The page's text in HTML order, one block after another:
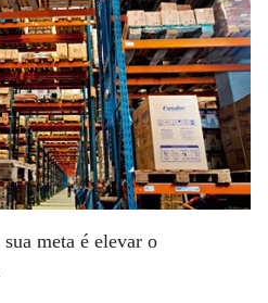
sua meta é elevar o